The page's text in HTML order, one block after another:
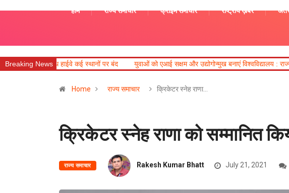
होम राज्य समाचार क्राइम समाचार राष्ट्रीय ख़बरें
Breaking News
कई स्थानों पर बंद युवाओं को एआई सक्षम और उद्योगोन्मुख बनाएं विश्वविद्यालय : राज्यपाल आज का
Home राज्य समाचार क्रिकेटर स्नेह राणा…
क्रिकेटर स्नेह राणा को सम्मानित
राज्य समाचार Rakesh Kumar Bhatt July 21, 2021